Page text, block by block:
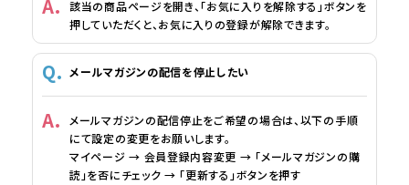
該当の商品ページを開き、「お気に入りを解除する」ボタンを
押していただくと、お気に入りの登録が解除できます。
メールマガジンの配信を停止したい
メールマガジンの配信停止をご希望の場合は、以下の手順
にて設定の変更をお願いします。
マイページ → 会員登録内容変更 → 「メールマガジンの購
読」を否にチェック → 「更新する」ボタンを押す